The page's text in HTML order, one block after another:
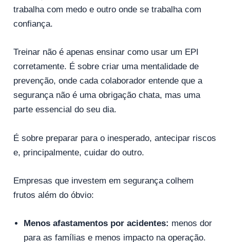
trabalha com medo e outro onde se trabalha com
confiança.
Treinar não é apenas ensinar como usar um EPI
corretamente. É sobre criar uma mentalidade de
prevenção, onde cada colaborador entende que a
segurança não é uma obrigação chata, mas uma
parte essencial do seu dia.
É sobre preparar para o inesperado, antecipar riscos
e, principalmente, cuidar do outro.
Empresas que investem em segurança colhem
frutos além do óbvio:
Menos afastamentos por acidentes: menos dor
para as famílias e menos impacto na operação.